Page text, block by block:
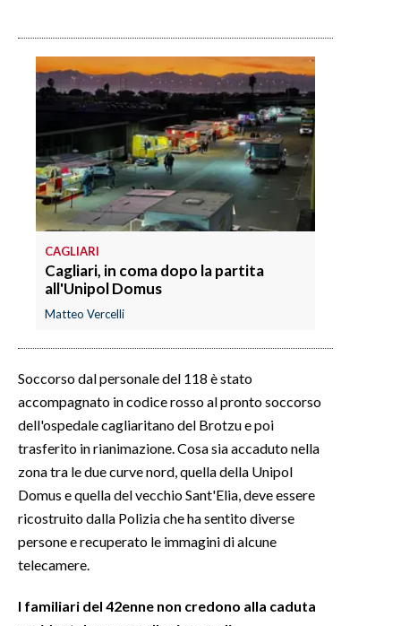
EVENTI
#CARAUNIONE
INSULARITÀ
INFO AZIENDE
ANNUNCI
NECROLOGI
PUBBLICITÀ
SPIAGGE
STORE
CAGLIARI
Cagliari, in coma dopo la partita
all'Unipol Domus
Matteo Vercelli
Soccorso dal personale del 118 è stato
accompagnato in codice rosso al pronto soccorso
dell'ospedale cagliaritano del Brotzu e poi
trasferito in rianimazione. Cosa sia accaduto nella
zona tra le due curve nord, quella della Unipol
Domus e quella del vecchio Sant'Elia, deve essere
ricostruito dalla Polizia che ha sentito diverse
persone e recuperato le immagini di alcune
telecamere.
I familiari del 42enne non credono alla caduta